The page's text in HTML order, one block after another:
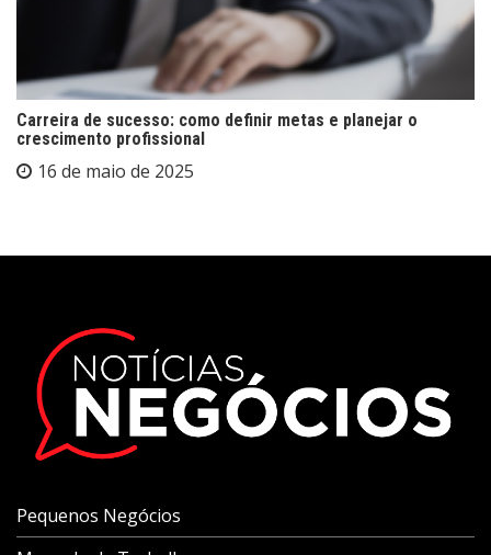
Carreira de sucesso: como definir metas e planejar o
crescimento profissional
16 de maio de 2025
Pequenos Negócios